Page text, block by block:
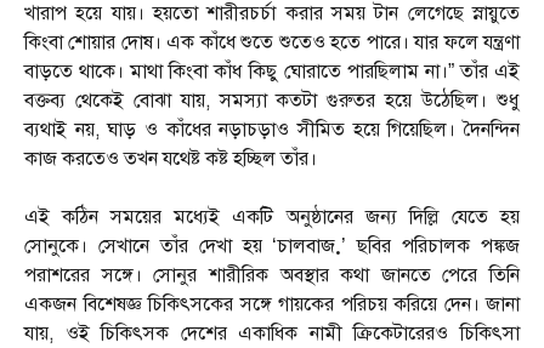
খারাপ হয়ে যায়। হয়তো শারীরচর্চা করার সময় টান লেগেছে স্নায়ুতে
কিংবা শোয়ার দোষ। এক কাঁধে শুতে শুতেও হতে পারে। যার ফলে যন্ত্রণা
বাড়তে থাকে। মাথা কিংবা কাঁধ কিছু ঘোরাতে পারছিলাম না।” তাঁর এই
বক্তব্য থেকেই বোঝা যায়, সমস্যা কতটা গুরুতর হয়ে উঠেছিল। শুধু
ব্যথাই নয়, ঘাড় ও কাঁধের নড়াচড়াও সীমিত হয়ে গিয়েছিল। দৈনন্দিন
কাজ করতেও তখন যথেষ্ট কষ্ট হচ্ছিল তাঁর।
এই কঠিন সময়ের মধ্যেই একটি অনুষ্ঠানের জন্য দিল্লি যেতে হয়
সোনুকে। সেখানে তাঁর দেখা হয় ‘চালবাজ়’ ছবির পরিচালক পঙ্কজ
পরাশরের সঙ্গে। সোনুর শারীরিক অবস্থার কথা জানতে পেরে তিনি
একজন বিশেষজ্ঞ চিকিৎসকের সঙ্গে গায়কের পরিচয় করিয়ে দেন। জানা
যায়, ওই চিকিৎসক দেশের একাধিক নামী ক্রিকেটারেরও চিকিৎসা